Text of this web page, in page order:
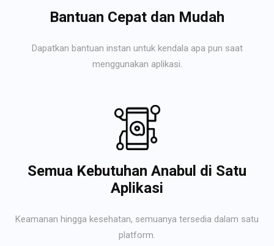
Bantuan Cepat dan Mudah
Dapatkan bantuan instan untuk kendala apa pun saat
menggunakan aplikasi.
Semua Kebutuhan Anabul di Satu
Aplikasi
Keamanan hingga kesehatan, semuanya tersedia dalam satu
platform.